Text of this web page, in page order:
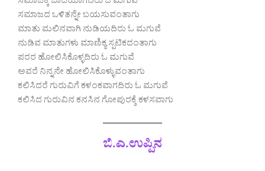
ಸಮಾಜದ ಒಳಿತನ್ನೇ ಬಯಸುವಂತಾಗು
ಮಾತು ಮಲಿನವಾಗಿ ನುಡಿಯದಿರು ಓ ಮಗುವೆ
ನುಡಿವ ಮಾತುಗಳು ಮಾಣಿಕ್ಯ ಸ್ಪಟಿಕದಂತಾಗು
ಪರರ ಹೋಲಿಸಿಕೊಳ್ಳದಿರು ಓ ಮಗುವೆ
ಅವರೆ ನಿನ್ನನೇ ಹೋಲಿಸಿಕೊಳ್ಳುವಂತಾಗು
ಕಲಿಸಿದರೆ ಗುರುವಿಗೆ ಕಳಂಕವಾಗದಿರು ಓ ಮಗುವೆ
ಕಲಿಸಿದ ಗುರುವಿನ ಕನಸಿನ ಗೋಪುರಕ್ಕೆ ಕಳಸವಾಗು
ಬಿ.ಎ.ಉಪ್ಪಿನ